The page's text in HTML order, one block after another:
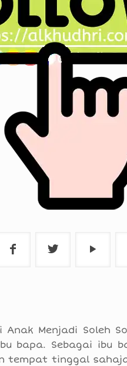
Anak Menjadi Soleh
bapa. Sebagai ibu
tempat tinggal